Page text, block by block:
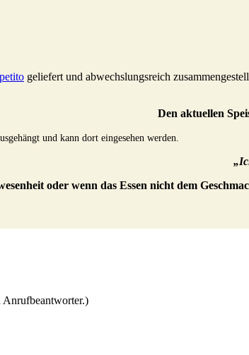
geliefert und abwechslungsreich
Den aktuellen
und kann dort eingesehen werden.
oder wenn das Essen nicht dem
Anrufbeantworter.)